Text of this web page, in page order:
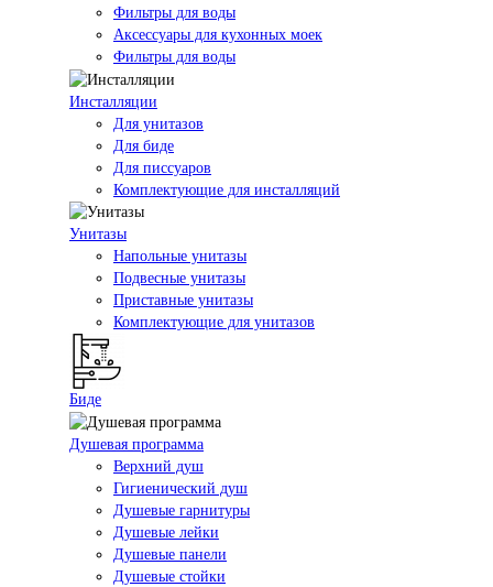
Фильтры для воды
Аксессуары для кухонных моек
Фильтры для воды
Инсталляции
Для унитазов
Для биде
Для писсуаров
Комплектующие для инсталляций
Унитазы
Напольные унитазы
Подвесные унитазы
Приставные унитазы
Комплектующие для унитазов
Биде
Душевая программа
Верхний душ
Гигиенический душ
Душевые гарнитуры
Душевые лейки
Душевые панели
Душевые стойки